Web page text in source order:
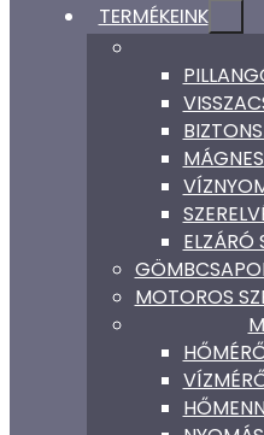
TERMÉKEINK
ELZÁRÓ
MOTOROS